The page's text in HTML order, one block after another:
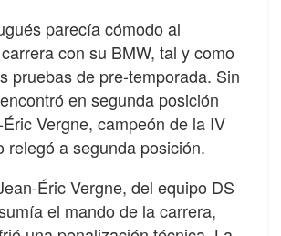
parecía cómodo al
con su BMW, tal y como
pruebas de pre-temporada. Sin
en segunda posición
Vergne, campeón de la IV
relegó a segunda posición.
Éric Vergne, del equipo DS
el mando de la carrera,